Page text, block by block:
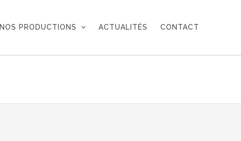
NOS PRODUCTIONS ACTUALITÉS CONTACT